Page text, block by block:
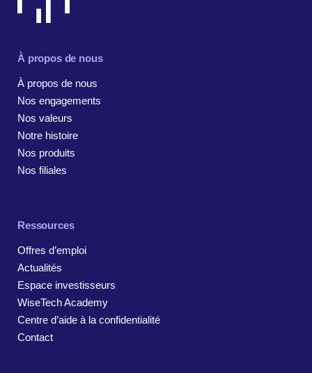
À propos de nous
À propos de nous
Nos engagements
Nos valeurs
Notre histoire
Nos produits
Nos filiales
Ressources
Offres d’emploi
Actualités
Espace investisseurs
WiseTech Academy
Centre d’aide à la confidentialité
Contact